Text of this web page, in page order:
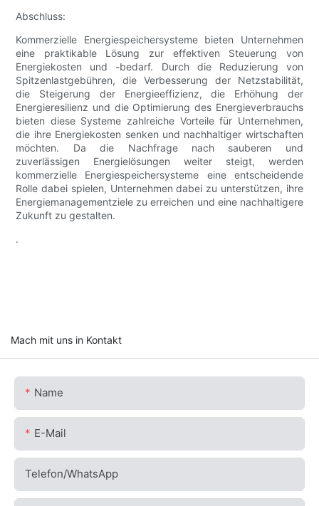
Abschluss:
Kommerzielle Energiespeichersysteme bieten Unternehmen
eine praktikable Lösung zur effektiven Steuerung von
Energiekosten und -bedarf. Durch die Reduzierung von
Spitzenlastgebühren, die Verbesserung der Netzstabilität,
die Steigerung der Energieeffizienz, die Erhöhung der
Energieresilienz und die Optimierung des Energieverbrauchs
bieten diese Systeme zahlreiche Vorteile für Unternehmen,
die ihre Energiekosten senken und nachhaltiger wirtschaften
möchten. Da die Nachfrage nach sauberen und
zuverlässigen Energielösungen weiter steigt, werden
kommerzielle Energiespeichersysteme eine entscheidende
Rolle dabei spielen, Unternehmen dabei zu unterstützen, ihre
Energiemanagementziele zu erreichen und eine nachhaltigere
Zukunft zu gestalten.
.
Mach mit uns in Kontakt
Name
E-Mail
Telefon/WhatsApp